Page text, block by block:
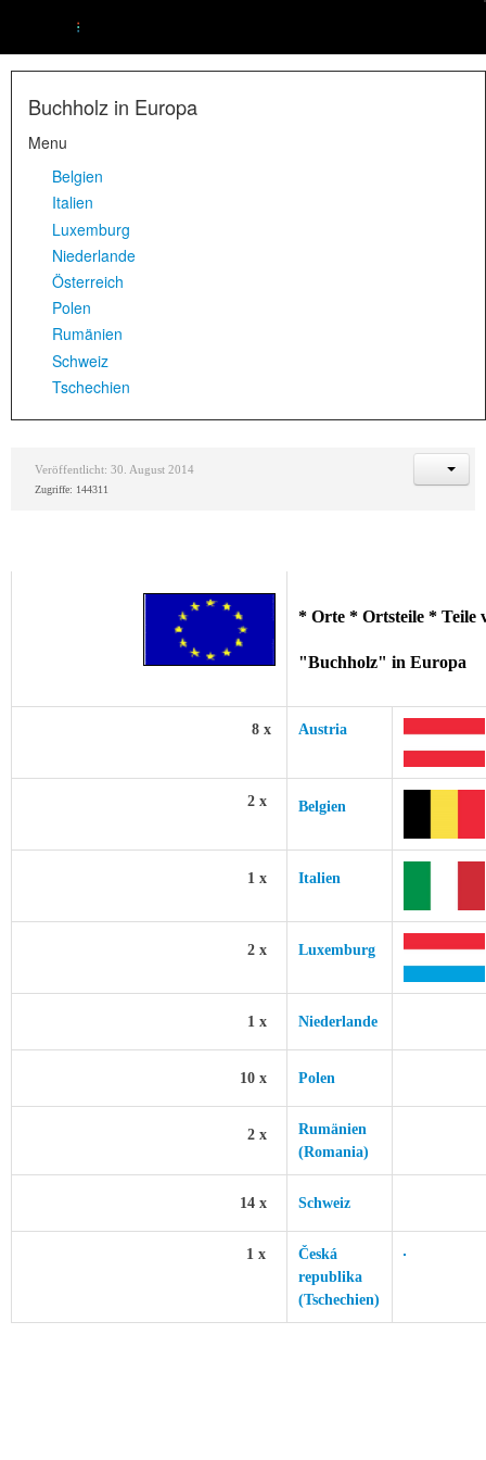
Buchholz in Europa
Menu
Belgien
Italien
Luxemburg
Niederlande
Österreich
Polen
Rumänien
Schweiz
Tschechien
Veröffentlicht: 30. August 2014
Zugriffe: 144311
* Orte * Ortsteile * Teile
"Buchholz" in Europa
8 x Austria
2 x Belgien
1 x Italien
2 x Luxemburg
1 x Niederlande
10 x Polen
2 x
Rumänien
(Romania)
14 x Schweiz
1 x
Česká
republika
(Tschechien)